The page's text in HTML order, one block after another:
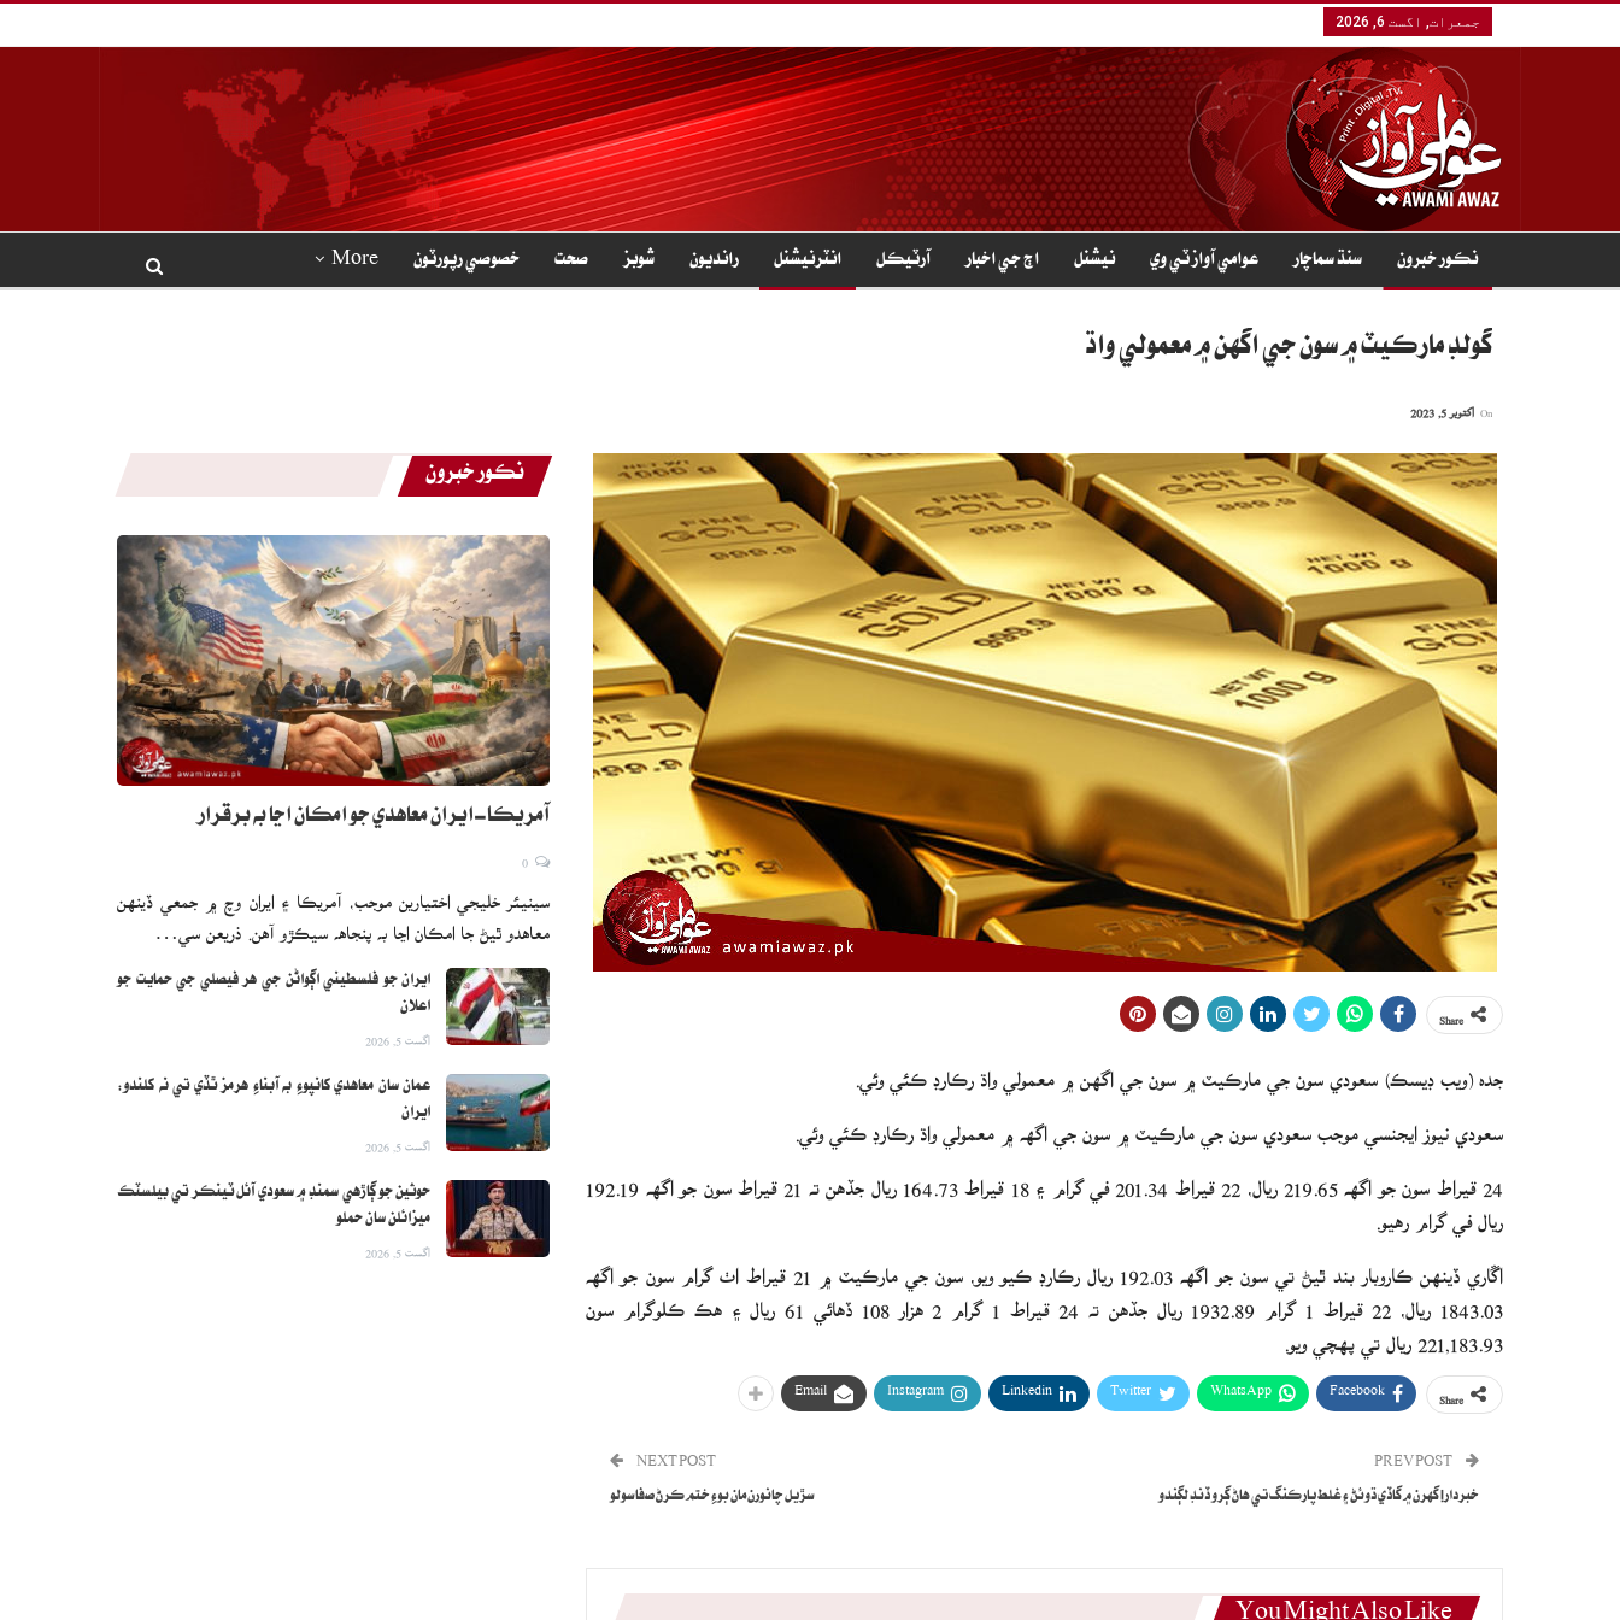
جمعرات, اگست 6, 2026
نڪور خبرون سنڌ سماچار عوامي آواز ٽي وي نيشنل اڄ جي اخبار آرٽيڪل انٽرنيشنل رانديون شوبز صحت خصوصي رپورٽون More
گولڊ مارڪيٽ ۾ سون جي اگهن ۾ معمولي واڌ
اکتوبر 5, 2023
جده (ويب ڊيسڪ) سعودي سون جي مارڪيٽ ۾ سون جي اگهن ۾ معمولي واڌ رڪارڊ ڪئي وئي.
سعودي نيوز ايجنسي موجب سعودي سون جي مارڪيٽ ۾ سون جي اگهه ۾ معمولي واڌ رڪارڊ ڪئي وئي.
ريال في گرام رهيو.
اڱاري ڏينهن ڪاروبار بند ٿيڻ تي سون جو اگهه 192.03 ريال رڪارڊ ڪيو ويو، سون جي مارڪيٽ ۾ 21 قيراط اٺ گرام سون جو اگهه
1843.03 ريال، 22 قيراط 1 گرام 1932.89 ريال جڏهن ته 24 قيراط 1 گرام 2 هزار 108 ڏهائي 61 ريال ۽ هڪ ڪلوگرام سون
Facebook
WhatsApp
Twitter
Linkedin
Instagram
Email
خبردار! گهرن ۾ گاڏي ڌوئڻ ۽ غلط پارڪنگ تي هاڻ ڳرو ڏنڊ لڳندو
NEXT POST
سڙيل چانورن مان بوءِ ختم ڪرڻ صفا سولو
نڪور خبرون
آمريڪا-ايران معاهدي جو امڪان اڃا به برقرار
سينيئر خليجي اختيارين موجب، آمريڪا ۽ ايران وچ ۾ جمعي ڏينهن
معاهدو ٿيڻ جا امڪان اڃا به پنجاهه سيڪڙو آهن. ذريعن سي…
ايران جو فلسطيني اڳواڻن جي هر فيصلي جي حمايت جو
اعلان
اگست 5, 2026
عمان سان معاهدي کانپوءِ به آبناءِ هرمز ٿڏي تي نه کلندو:
ايران
اگست 5, 2026
حوثين جو ڳاڙهي سمنڊ ۾ سعودي آئل ٽينڪر تي بيلسٽڪ
ميزائلن سان حملو
اگست 5, 2026